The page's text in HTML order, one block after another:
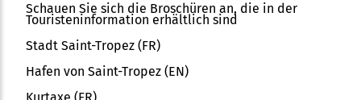
Schauen Sie sich die Broschüren an, die in der
Touristeninformation erhältlich sind
Stadt Saint-Tropez (FR)
Hafen von Saint-Tropez (EN)